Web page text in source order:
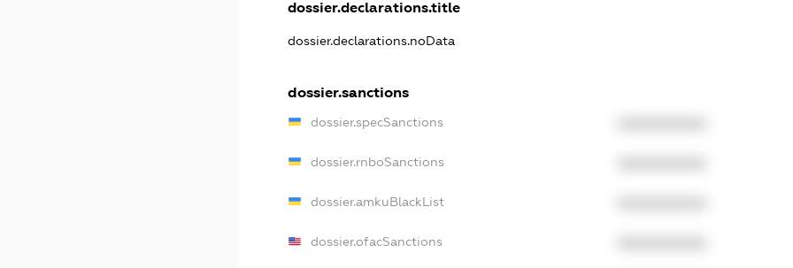
dossier.declarations.title
dossier.declarations.noData
dossier.sanctions
dossier.specSanctions
dossier.rnboSanctions
dossier.amkuBlackList
dossier.ofacSanctions